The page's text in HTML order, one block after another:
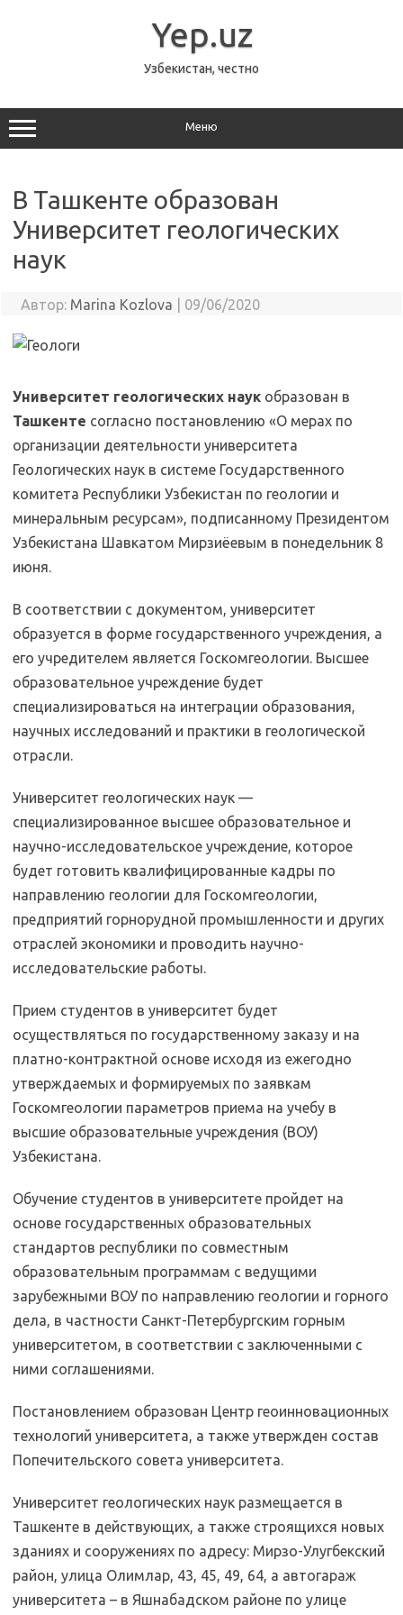
Yep.uz
Узбекистан, честно
Меню
В Ташкенте образован
Университет геологических
наук
Автор: Marina Kozlova 09/06/2020
Университет геологических наук образован в
Ташкенте согласно постановлению «О мерах по
организации деятельности университета
Геологических наук в системе Государственного
комитета Республики Узбекистан по геологии и
минеральным ресурсам», подписанному Президентом
Узбекистана Шавкатом Мирзиёевым в понедельник 8
июня.
В соответствии с документом, университет
образуется в форме государственного учреждения, а
его учредителем является Госкомгеологии. Высшее
образовательное учреждение будет
специализироваться на интеграции образования,
научных исследований и практики в геологической
отрасли.
Университет геологических наук —
специализированное высшее образовательное и
научно-исследовательское учреждение, которое
будет готовить квалифицированные кадры по
направлению геологии для Госкомгеологии,
предприятий горнорудной промышленности и других
отраслей экономики и проводить научно-
исследовательские работы.
Прием студентов в университет будет
осуществляться по государственному заказу и на
платно-контрактной основе исходя из ежегодно
утверждаемых и формируемых по заявкам
Госкомгеологии параметров приема на учебу в
высшие образовательные учреждения (ВОУ)
Узбекистана.
Обучение студентов в университете пройдет на
основе государственных образовательных
стандартов республики по совместным
образовательным программам с ведущими
зарубежными ВОУ по направлению геологии и горного
дела, в частности Санкт-Петербургским горным
университетом, в соответствии с заключенными с
ними соглашениями.
Постановлением образован Центр геоинновационных
технологий университета, а также утвержден состав
Попечительского совета университета.
Университет геологических наук размещается в
Ташкенте в действующих, а также строящихся новых
зданиях и сооружениях по адресу: Мирзо-Улугбекский
район, улица Олимлар, 43, 45, 49, 64, а автогараж
университета – в Яшнабадском районе по улице